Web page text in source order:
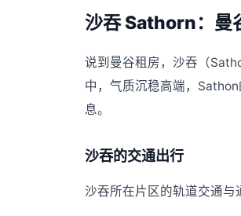
沙吞 Sathorn：曼
说到曼谷租房，沙吞（
中，气质沉稳高端，
息。
沙吞的交通出行
沙吞所在片区的轨道交通与